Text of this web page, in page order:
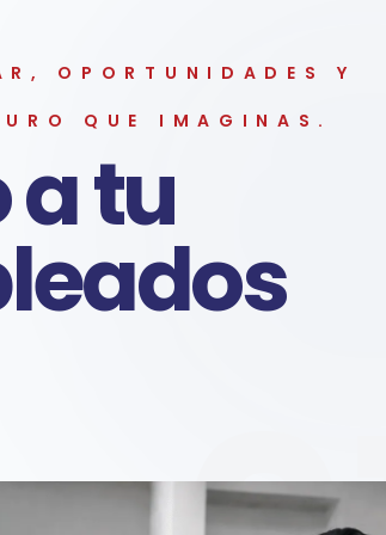
OPORTUNIDADES Y
QUE IMAGINAS.
tu